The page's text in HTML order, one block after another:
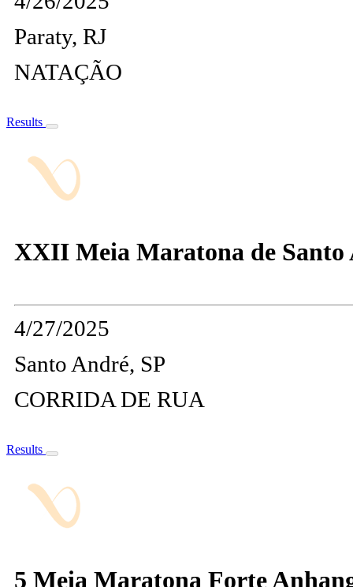
Paraty, RJ
NATAÇÃO
Results
XXII Meia Maratona de Santo
4/27/2025
Santo André, SP
CORRIDA DE RUA
Results
5 Meia Maratona Forte